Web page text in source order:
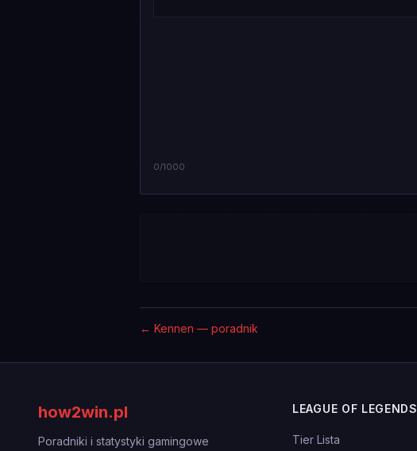
0/1000
← Kennen — poradnik
how2win.pl
Poradniki i statystyki gamingowe
LEAGUE OF LEGENDS
Tier Lista